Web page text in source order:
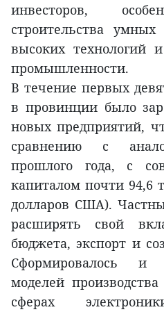
инвесторов,
строительства
высоких технологий
промышленности.
В течение первых
в провинции было
новых предприятий,
сравнению с
прошлого года, с
капиталом почти 94,6
долларов США).
расширять свой
бюджета, экспорт и
Сформировалось и
моделей
сферах